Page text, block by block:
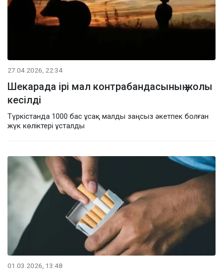
27.04.2026, 22:34
Шекарада ірі мал контрабандасының жолы
кесілді
Түркістанда 1000 бас ұсақ малды заңсыз әкетпек болған
жүк көліктері ұсталды
01.03.2026, 13:48